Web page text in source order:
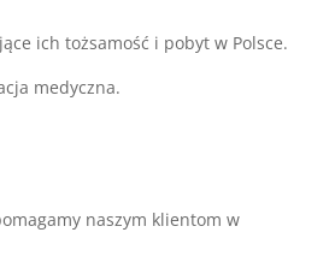
ich tożsamość i pobyt w Polsce.
medyczna.
naszym klientom w